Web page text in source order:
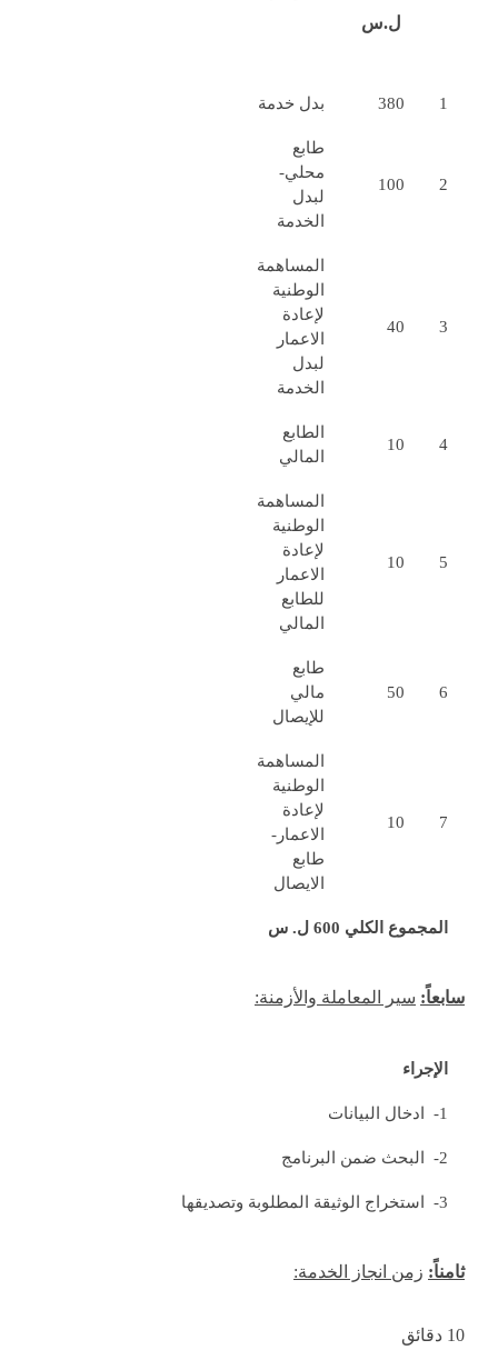
ل.س
1
380 بدل خدمة
2
100
طابع
محلي-
لبدل
الخدمة
3
40
المساهمة
الوطنية
لإعادة
الاعمار
لبدل
الخدمة
4
10
الطابع
المالي
5
10
المساهمة
الوطنية
لإعادة
الاعمار
للطابع
المالي
6
50
طابع
مالي
للإيصال
7
10
المساهمة
الوطنية
لإعادة
الاعمار-
طابع
الايصال
المجموع الكلي 600 ل. س
سابعاً: سير المعاملة والأزمنة:
الإجراء
1- ادخال البيانات
2- البحث ضمن البرنامج
3- استخراج الوثيقة المطلوبة وتصديقها
ثامناً: زمن انجاز الخدمة:
10 دقائق